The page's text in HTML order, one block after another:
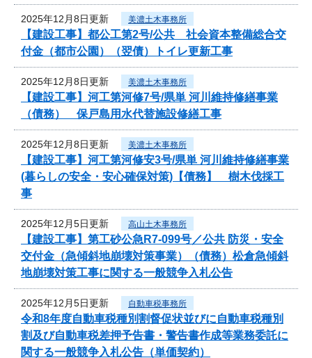
2025年12月8日更新 美濃土木事務所
【建設工事】都公工第2号/公共 社会資本整備総合交
付金（都市公園）（翌債）トイレ更新工事
2025年12月8日更新 美濃土木事務所
【建設工事】河工第河修7号/県単 河川維持修繕事業
（債務） 保戸島用水代替施設修繕工事
2025年12月8日更新 美濃土木事務所
【建設工事】河工第河修安3号/県単 河川維持修繕事業
(暮らしの安全・安心確保対策)【債務】 樹木伐採工
事
2025年12月5日更新 高山土木事務所
【建設工事】第工砂公急R7-099号／公共 防災・安全
交付金（急傾斜地崩壊対策事業）（債務）松倉急傾斜
地崩壊対策工事に関する一般競争入札公告
2025年12月5日更新 自動車税事務所
令和8年度自動車税種別割督促状並びに自動車税種別
割及び自動車税差押予告書・警告書作成等業務委託に
関する一般競争入札公告（単価契約）